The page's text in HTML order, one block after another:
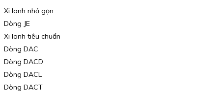
Xi lanh nhỏ gọn
Dòng JE
Xi lanh tiêu chuẩn
Dòng DAC
Dòng DACD
Dòng DACL
Dòng DACT